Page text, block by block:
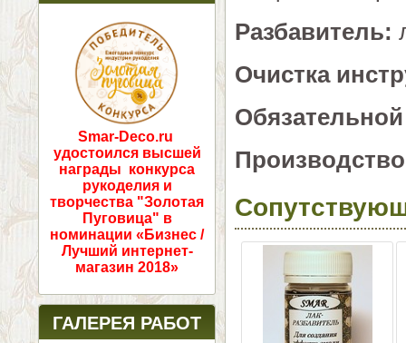
ПОБЕДИТЕЛИ!
Smar-Deco.ru
удостоился высшей
награды конкурса
рукоделия и
творчества "Золотая
Пуговица" в
номинации «Бизнес /
Лучший интернет-
магазин 2018»
ГАЛЕРЕЯ РАБОТ
Разбавитель:
Очистка